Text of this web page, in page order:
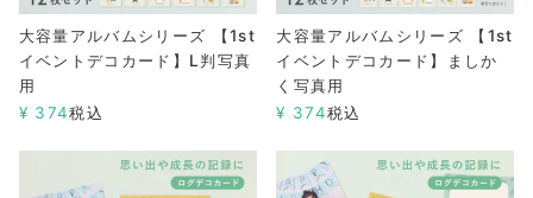
大容量アルバムシリーズ 【1st
イベントデコカード】L判写真
用
¥ 374税込
大容量アルバムシリーズ 【1st
イベントデコカード】ましか
く写真用
¥ 374税込